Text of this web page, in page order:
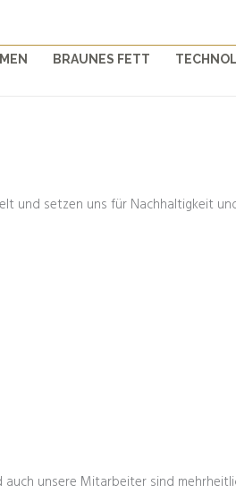
BRAUNES FETT
und setzen uns für Nachhaltigkeit
unsere Mitarbeiter sind